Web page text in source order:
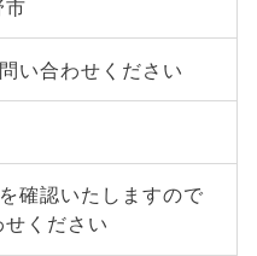
市
い合わせください
確認いたしますので
ください